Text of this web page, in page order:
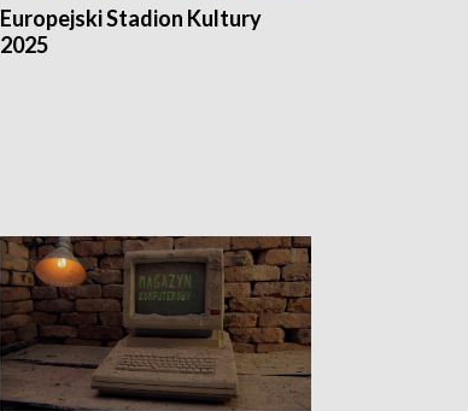
Europejski Stadion Kultury
2025